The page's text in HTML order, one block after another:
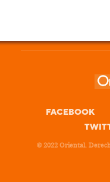
FACEBOOK
© 2022 Oriental.